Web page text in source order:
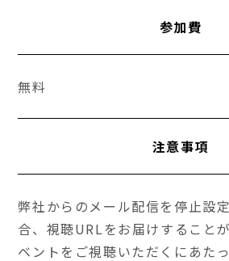
参加費
無料
注意事項
弊社からのメール配信を停止設
合、視聴URLをお届けすること
ベントをご視聴いただくにあた